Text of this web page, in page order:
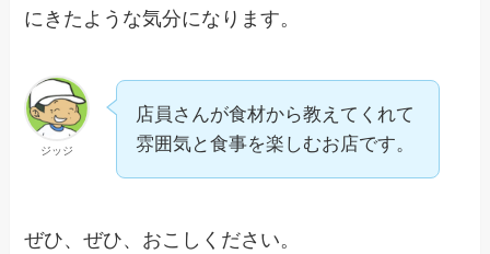
にきたような気分になります。
ジッジ
店員さんが食材から教えてくれて
雰囲気と食事を楽しむお店です。
ぜひ、ぜひ、おこしください。